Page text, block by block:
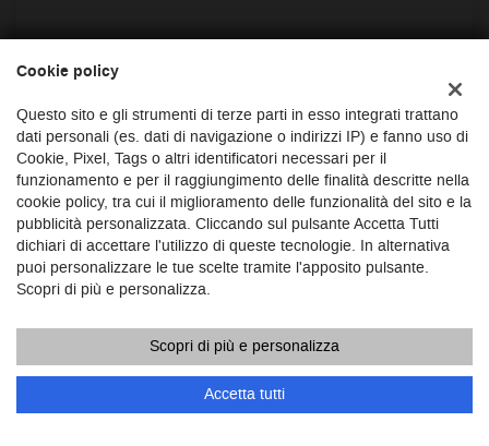
Panoramauto Torino srl
Telefono Vendita:
+39 011/3740882
+39 011/3747528
Email:
vendite@panoramautotorino.it
Cookie policy
Questo sito e gli strumenti di terze parti in esso integrati trattano
dati personali (es. dati di navigazione o indirizzi IP) e fanno uso di
Cookie, Pixel, Tags o altri identificatori necessari per il
funzionamento e per il raggiungimento delle finalità descritte nella
cookie policy, tra cui il miglioramento delle funzionalità del sito e la
pubblicità personalizzata. Cliccando sul pulsante Accetta Tutti
dichiari di accettare l'utilizzo di queste tecnologie. In alternativa
puoi personalizzare le tue scelte tramite l'apposito pulsante.
Scopri di più e personalizza.
Scopri di più e personalizza
Accetta tutti